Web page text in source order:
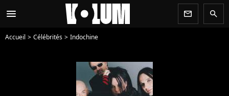
menu newsletter search
Accueil Célébrités Indochine